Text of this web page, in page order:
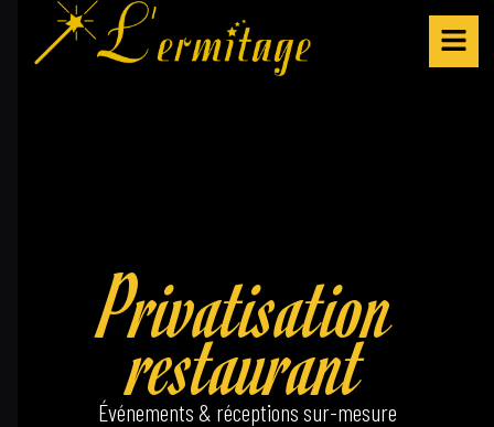
Privatisation
restaurant
Événements & réceptions sur-mesure